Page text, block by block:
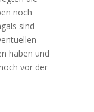
noch
sind
haben und
vor der